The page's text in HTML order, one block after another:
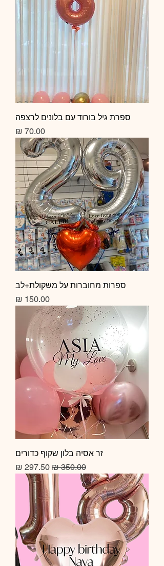
ספרת גיל בורוד עם בלונים לרצפה
מחיר
ספרות מחוברות על משקולת+לב
מחיר
זר אסיה בלון שקוף כדורים
מחיר רגיל מחיר מבצע